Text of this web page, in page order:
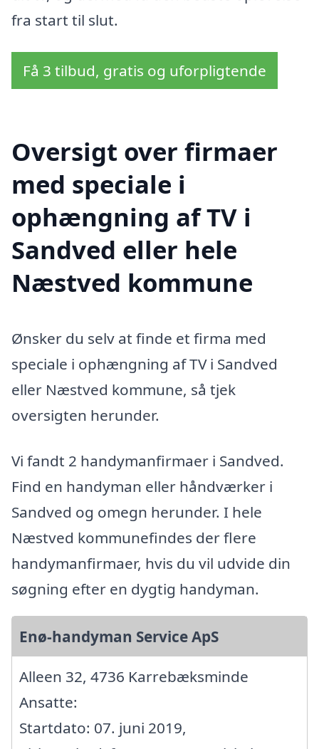
fra start til slut.
Få 3 tilbud, gratis og uforpligtende
Oversigt over firmaer
med speciale i
ophængning af TV i
Sandved eller hele
Næstved kommune
Ønsker du selv at finde et firma med
speciale i ophængning af TV i Sandved
eller Næstved kommune, så tjek
oversigten herunder.
Vi fandt 2 handymanfirmaer i Sandved.
Find en handyman eller håndværker i
Sandved og omegn herunder. I hele
Næstved kommunefindes der flere
handymanfirmaer, hvis du vil udvide din
søgning efter en dygtig handyman.
Enø-handyman Service ApS
Alleen 32, 4736 Karrebæksminde
Ansatte:
Startdato: 07. juni 2019,